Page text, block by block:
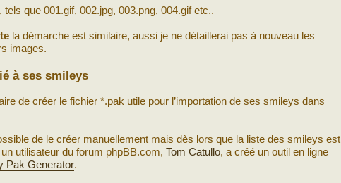
que 001.gif, 002.jpg, 003.png, 004.gif etc..
la démarche est similaire, aussi je ne détaillerai pas à nouveau les
images.
à ses smileys
de créer le fichier *.pak utile pour l’importation de ses smileys dans
de le créer manuellement mais dès lors que la liste des smileys est
utilisateur du forum phpBB.com,Tom Catullo, a créé un outil en ligne
Pak Generator.